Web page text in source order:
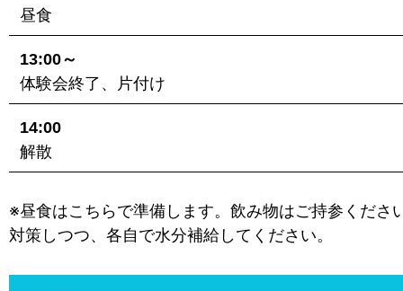
昼食
13:00～
体験会終了、片付け
14:00
解散
※昼食はこちらで準備します。飲み物はご持参くださ
対策しつつ、各自で水分補給してください。